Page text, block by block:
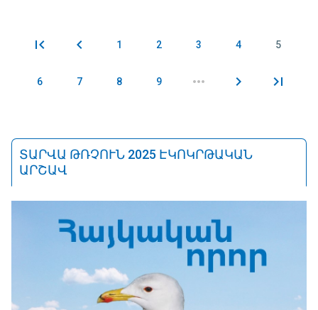
Էջեր 1 2 3 4 5
6 7 8 9
ՏԱՐՎԱ ԹՌՉՈՒՆ 2025 ԷԿՈԿՐԹԱԿԱՆ
ԱՐՇԱՎ